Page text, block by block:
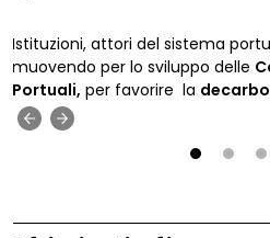
Istituzioni, attori del sistema
muovendo per lo sviluppo delle
Portuali, per favorire la
energetica.